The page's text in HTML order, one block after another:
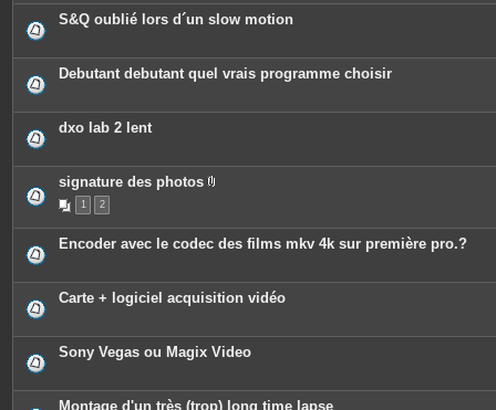
S&Q oublié lors d´un slow motion
Debutant debutant quel vrais programme choisir
dxo lab 2 lent
signature des photos
c
e
o
i
e
s
1 2
Encoder avec le codec des films mkv 4k sur première pro.?
Carte + logiciel acquisition vidéo
Sony Vegas ou Magix Video
Montage d'un très (trop) long time lapse